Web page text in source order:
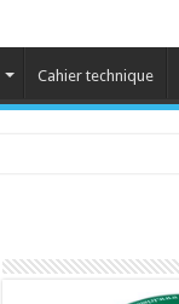
Cahier technique